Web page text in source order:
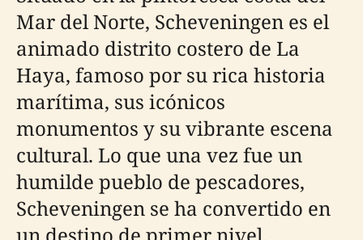
Mar del Norte, Scheveningen es el
animado distrito costero de La
Haya, famoso por su rica historia
marítima, sus icónicos
monumentos y su vibrante escena
cultural. Lo que una vez fue un
humilde pueblo de pescadores,
Scheveningen se ha convertido en